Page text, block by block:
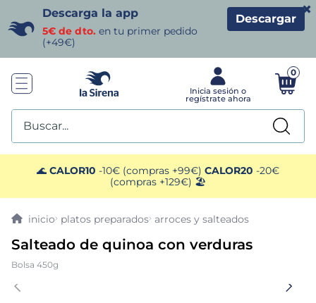
Descarga la app
5€ de dto. en tu primer pedido
(+49€)
Descargar
×
0
Buscar...
🌊 CALOR10 -10€ (compras +99€) CALOR20 -20€
(compras +129€) 🏖️
platos preparados arroces y salteados
Salteado de quinoa con verduras
Bolsa 450g
TÉRMINOS MÁS BUSCADOS
1. helados sirena
3. patatas